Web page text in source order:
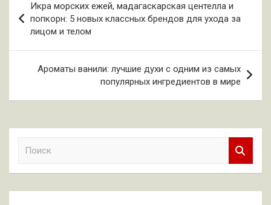
по
записям
Икра морских ежей, мадагаскарская центелла и
попкорн: 5 новых классных брендов для ухода за
лицом и телом
Ароматы ванили: лучшие духи с одним из самых
популярных ингредиентов в мире
к